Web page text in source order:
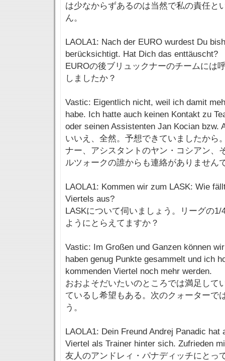
は少なからずあるのは当然で私の責任と
ん。
LAOLA1: Nach der EURO wurdest Du
berücksichtigt. Hat Dich das enttäuscht?
EUROの後ブリュックナーのチームには
しましたか？
Vastic: Eigentlich nicht, weil ich damit
habe. Ich hatte auch keinen Kontakt zu
oder seinen Assistenten Jan Kocian bzw.
いいえ、全然。予想できていましたから
ナー、アシスタントのヤン・コシアン、
ルツォークの誰からも連絡がありません
LAOLA1: Kommen wir zum LASK: Wie
Viertels aus?
LASKについて伺いましょう。リーグの
ようにとらえてますか？
Vastic: Im Großen und Ganzen können
haben genug Punkte gesammelt und ich
kommenden Viertel noch mehr werden.
おおよそだいたいのところでは満足して
ているし希望もある。次のクォーターで
う。
LAOLA1: Dein Freund Andrej Panadic
Viertel als Trainer hinter sich. Zufrieden
友人のアンドレィ・パナディッチにとっ